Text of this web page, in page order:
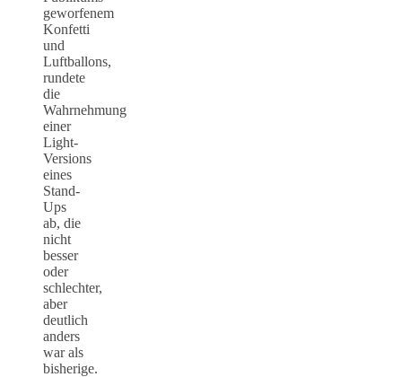
geworfenem
Konfetti
und
Luftballons,
rundete
die
Wahrnehmung
einer
Light-
Versions
eines
Stand-
Ups
ab, die
nicht
besser
oder
schlechter,
aber
deutlich
anders
war als
bisherige.